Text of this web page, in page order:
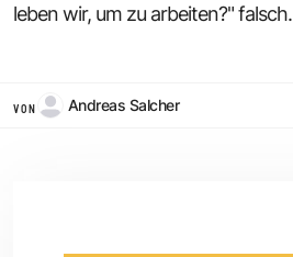
leben wir, um zu arbeiten?" falsch.
VON Andreas Salcher